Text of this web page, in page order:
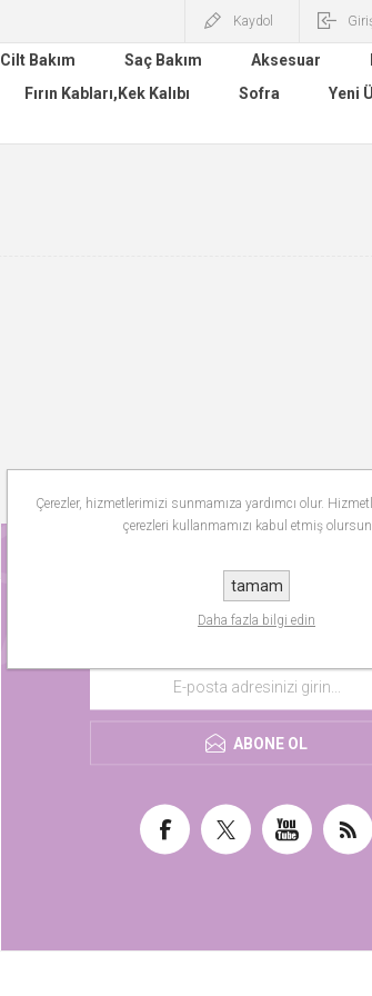
Kaydol
Cilt Bakım Saç Bakım Aksesuar
Fırın Kabları,Kek Kalıbı Sofra Yeni
HABER BÜLTENI
ABONE OL
Çerezler, hizmetlerimizi sunmamıza yardımcı olur.
çerezleri kullanmamızı kabul etmiş
tamam
Daha fazla bilgi edin